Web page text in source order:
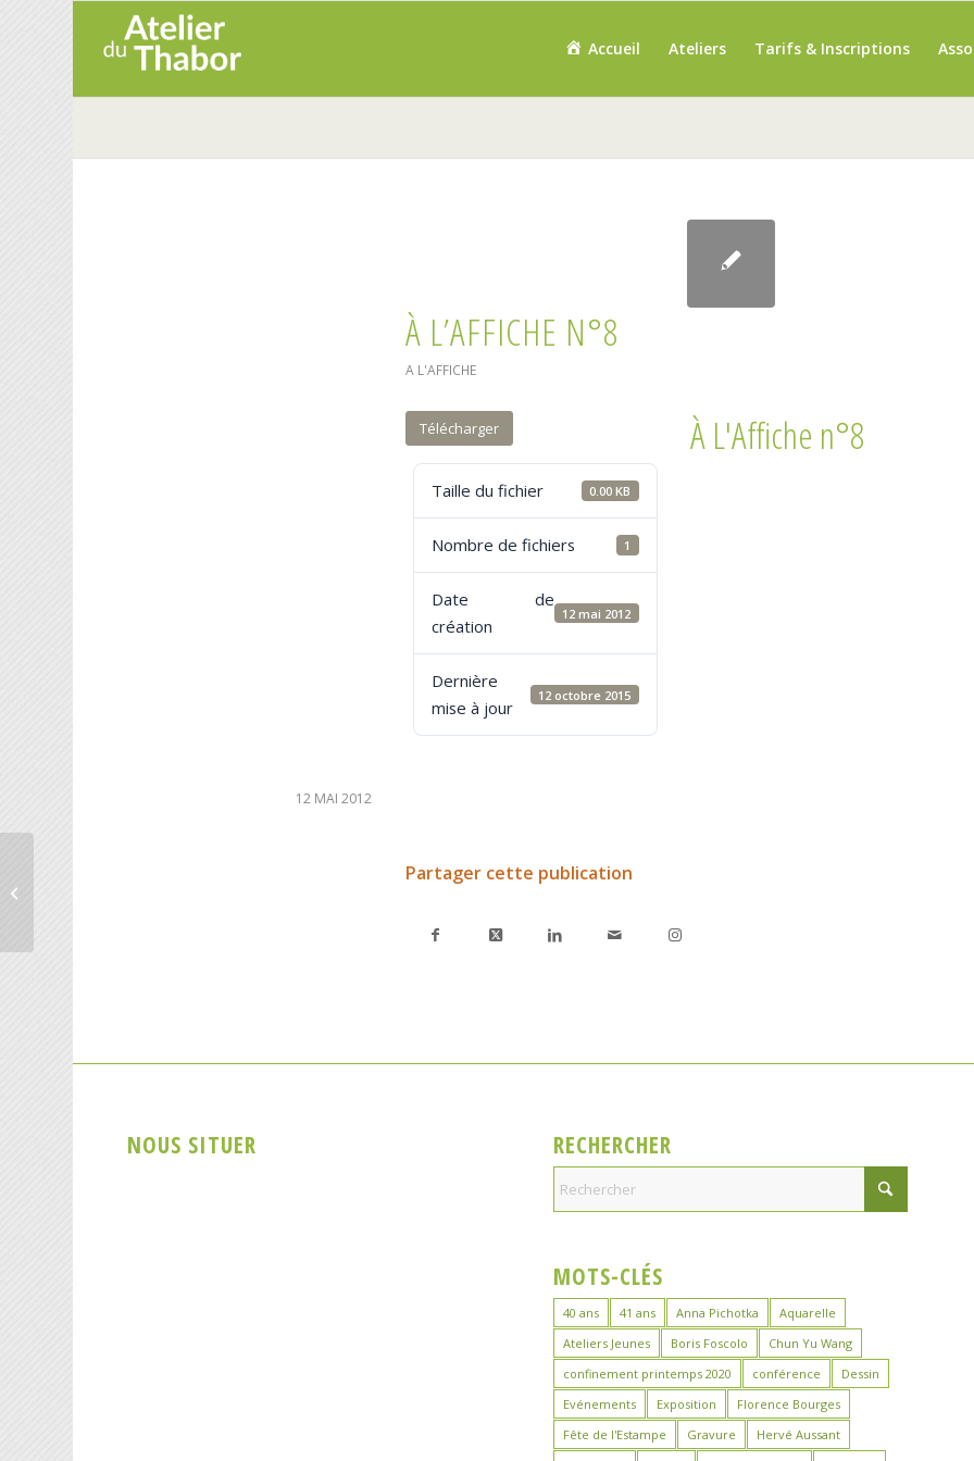
Accueil Ateliers Tarifs & Inscriptions
À L’AFFICHE N°8
A L'AFFICHE
Télécharger
Taille du fichier 0.00 KB
Nombre de fichiers 1
Date de
création
12 mai 2012
Dernière
mise à jour
12 octobre 2015
À L'Affiche n°8
12 MAI 2012
Partager cette publication
NOUS SITUER RECHERCHER
MOTS-CLÉS
40 ans 41 ans Anna Pichotka
Aquarelle
Ateliers Jeunes
Boris Foscolo
Chun Yu Wang
confinement printemps 2020
conférence
Dessin
Evénements
Exposition
Florence Bourges
Fête de l'Estampe
Gravure
Hervé Aussant